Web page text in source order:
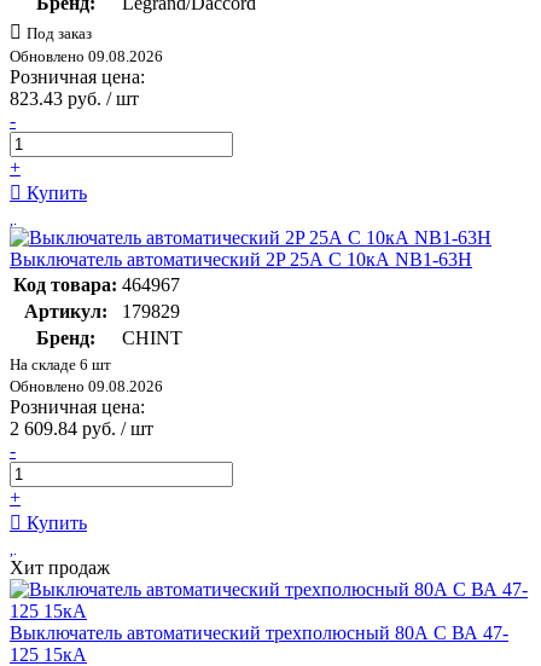
Под заказ
Обновлено 09.08.2026
Розничная цена:
823.43 руб. / шт
-
+
Купить
Выключатель автоматический 2P 25А C 10кА NB1-63H
Код товара: 464967
Артикул:
179829
Бренд:
CHINT
На складе 6 шт
Обновлено 09.08.2026
Розничная цена:
2 609.84 руб. / шт
-
+
Купить
Хит продаж
Выключатель автоматический трехполюсный 80А С ВА 47-
125 15кА